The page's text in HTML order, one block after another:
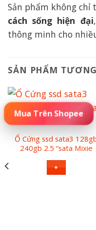
Đặt Mua Sản Phẩm
Sản phẩm không chỉ
cách sống hiện đại
thông minh cho
SẢN PHẨM
Ổ Cứng ssd sata3
240gb 2.5 “sata Mixie
+